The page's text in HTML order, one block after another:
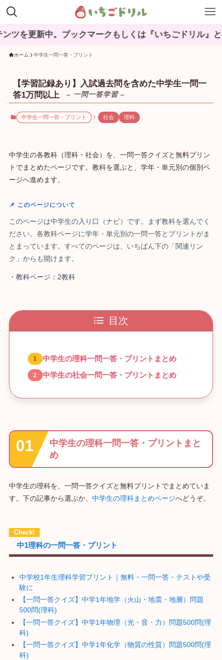
中。ブックマークもしくは『いちごドリル』と検索して
ホーム 中学生一問一答・プリント
【学習記録あり】入試過去問を含めた中学生一問一
答1万問以上
– 一問一答学習 –
中学生一問一答・プリント 社会 理科
中学生の各教科（理科・社会）を、一問一答クイズと無料プリン
トでまとめたページです。教科を選ぶと、学年・単元別の個別ペ
ージへ進めます。
📌 このページについて
このページは中学生の入り口（ナビ）です。まず教科を選んでく
ださい。各教科ページに学年・単元別の一問一答とプリントがま
とまっています。すべてのページは、いちばん下の「関連リン
ク」からも開けます。
・教科ページ：2教科
目次
中学生の理科一問一答・プリントまとめ
中学生の社会一問一答・プリントまとめ
中学生の理科一問一答・プリントまと
め
中学生の理科を、一問一答クイズと無料プリントでまとめていま
す。下の記事から選ぶか、 中学生の理科まとめページへどうぞ。
中1理科の一問一答・プリント
中学校1年生理科学習プリント｜無料・一問一答・テストや受
験に
【一問一答クイズ】中学1年地学（火山・地震・地層）問題
500問(理科)
【一問一答クイズ】中学1年物理（光・音・力）問題500問(理
科)
【一問一答クイズ】中学1年化学（物質の性質）問題500問(理
科)